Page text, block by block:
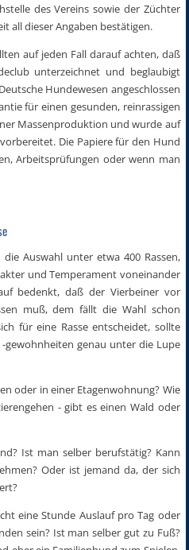
des Vereins sowie der Züchter
all dieser Angaben bestätigen.
auf jeden Fall darauf achten, daß
unterzeichnet und beglaubigt
Hundewesen angeschlossen
für einen gesunden, reinrassigen
Massenproduktion und wurde auf
Die Papiere für den Hund
Arbeitsprüfungen oder wenn man
Auswahl unter etwa 400 Rassen,
und Temperament voneinander
bedenkt, daß der Vierbeiner vor
muß, dem fällt die Wahl schon
für eine Rasse entscheidet, sollte
gewohnheiten genau unter die Lupe
oder in einer Etagenwohnung? Wie
- gibt es einen Wald oder
Ist man selber berufstätig? Kann
Oder ist jemand da, der sich
eine Stunde Auslauf pro Tag oder
sein? Ist man selber gut zu Fuß?